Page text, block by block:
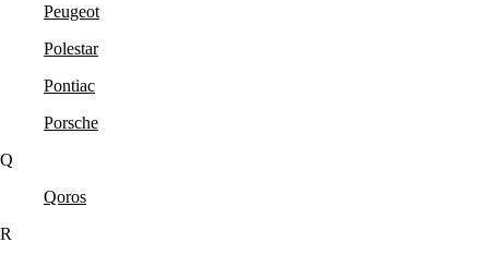
Peugeot
Polestar
Pontiac
Porsche
Q
Qoros
R